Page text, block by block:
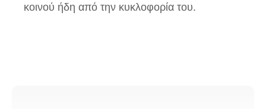
κοινού ήδη από την κυκλοφορία του.